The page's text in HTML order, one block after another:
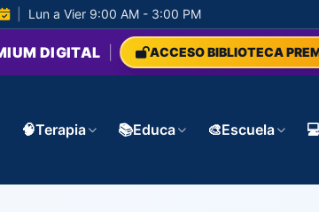
Lun a Vier 9:00 AM - 3:00 PM
DIGITAL ACCESO BIBLIOTECA
🧠Terapia 📚Educa 🎨Escuela